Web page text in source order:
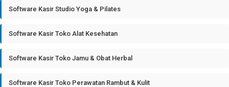
Software Kasir Studio Yoga & Pilates
Software Kasir Toko Alat Kesehatan
Software Kasir Toko Jamu & Obat Herbal
Software Kasir Toko Perawatan Rambut & Kulit